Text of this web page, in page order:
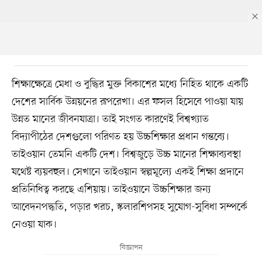
শিক্ষাক্ষেত্রে মেধা ও বুদ্ধির মুক্ত বিকাশের মধ্যে নিহিত থাকে একটি
দেশের সার্বিক উন্নয়নের রূপরেখা। এর ফসল হিসেবে পাওয়া যায়
উন্নত মানের জীবনযাত্রা। তাই সংগত কারণেই বিশ্বখ্যাত
বিদ্যাপীঠের দেশগুলো পরিণত হয় উচ্চশিক্ষার প্রধান গন্তব্যে।
তাইওয়ান তেমনি একটি দেশ। বিশ্বজুড়ে উচ্চ মানের শিক্ষাব্যবস্থা
যথেষ্ট ব্যয়বহুল। সেখানে তাইওয়ান স্বল্পমূল্যে একই শিক্ষা প্রদানে
প্রতিনিধিত্ব করছে এশিয়ায়। তাইওয়ানে উচ্চশিক্ষার জন্য
আবেদনপদ্ধতি, পড়ার খরচ, স্কলারশিপসহ সুযোগ-সুবিধা সম্পর্কে
নেওয়া যাক।